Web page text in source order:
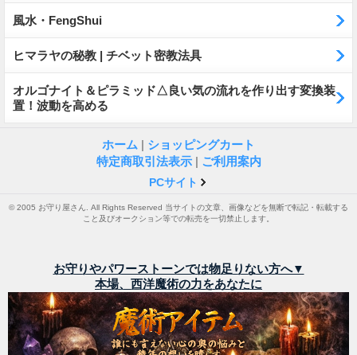
風水・FengShui
ヒマラヤの秘教 | チベット密教法具
オルゴナイト＆ピラミッド△良い気の流れを作り出す変換装
置！波動を高める
ホーム | ショッピングカート
特定商取引法表示 | ご利用案内
PCサイト
© 2005 お守り屋さん. All Rights Reserved 当サイトの文章、画像などを無断で転記・転載する
こと及びオークション等での転売を一切禁止します。
お守りやパワーストーンでは物足りない方へ▼
本場、西洋魔術の力をあなたに